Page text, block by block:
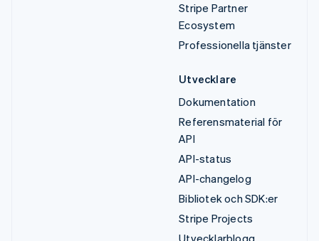
Stripe Partner
Ecosystem
Professionella tjänster
Utvecklare
Dokumentation
Referensmaterial för
API
API-status
API-changelog
Bibliotek och SDK:er
Stripe Projects